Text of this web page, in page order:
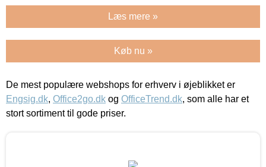
Læs mere »
Køb nu »
De mest populære webshops for erhverv i øjeblikket er
Engsig.dk, Office2go.dk og OfficeTrend.dk, som alle har et
stort sortiment til gode priser.